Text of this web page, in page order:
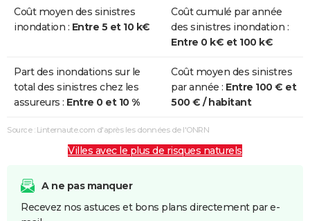
Coût moyen des sinistres
inondation : Entre 5 et 10 k€
Coût cumulé par année
des sinistres inondation :
Entre 0 k€ et 100 k€
Part des inondations sur le
total des sinistres chez les
assureurs : Entre 0 et 10 %
Coût moyen des sinistres
par année : Entre 100 € et
500 € / habitant
Source : Linternaute.com d'après les données de l'ONRN
Villes avec le plus de risques naturels
A ne pas manquer
Recevez nos astuces et bons plans directement par e-